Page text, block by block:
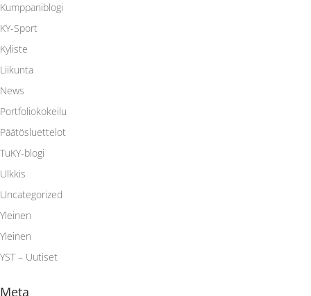
Kumppaniblogi
KY-Sport
Kyliste
Liikunta
News
Portfoliokokeilu
Päätösluettelot
TuKY-blogi
Ulkkis
Uncategorized
Yleinen
Yleinen
YST – Uutiset
Meta